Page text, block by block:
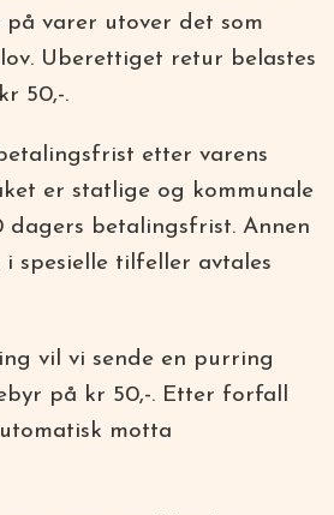
varer utover det som
Uberettiget retur belastes
50,-.
etter varens
er statlige og kommunale
dagers betalingsfrist. Annen
spesielle tilfeller avtales
vil vi sende en purring
på kr 50,-. Etter forfall
motta